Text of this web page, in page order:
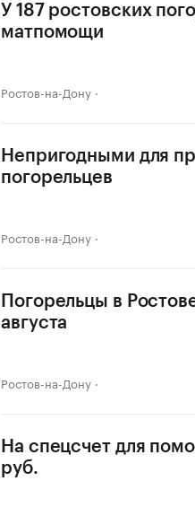
У 187 ростовских
матпомощи
Ростов-на-Дону
Непригодными для
погорельцев
Ростов-на-Дону
Погорельцы в
августа
Ростов-на-Дону
На спецсчет для
руб.